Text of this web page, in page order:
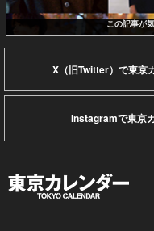
この記事が
X（旧Twitter）で東京
Instagramで東京